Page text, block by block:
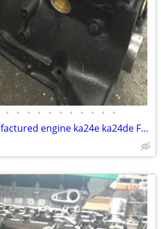
• • • • • • • • • • •
Nissan 240sx remanufactured engine ka24e ka24de Frontier